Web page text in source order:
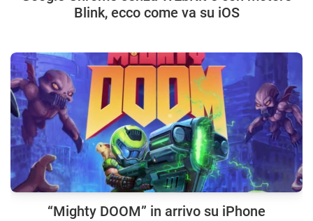
Blink, ecco come va su iOS
“Mighty DOOM” in arrivo su iPhone